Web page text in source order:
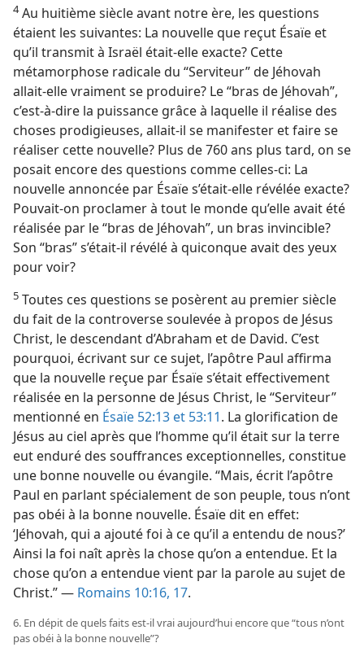
4Au huitième siècle avant notre ère, les questions
étaient les suivantes: La nouvelle que reçut Ésaïe et
qu’il transmit à Israël était-​elle exacte? Cette
métamorphose radicale du “Serviteur” de Jéhovah
allait-​elle vraiment se produire? Le “bras de Jéhovah”,
c’est-à-dire la puissance grâce à laquelle il réalise des
choses prodigieuses, allait-​il se manifester et faire se
réaliser cette nouvelle? Plus de 760 ans plus tard, on se
posait encore des questions comme celles-ci: La
nouvelle annoncée par Ésaïe s’était-​elle révélée exacte?
Pouvait-​on proclamer à tout le monde qu’elle avait été
réalisée par le “bras de Jéhovah”, un bras invincible?
Son “bras” s’était-​il révélé à quiconque avait des yeux
pour voir?
5 Toutes ces questions se posèrent au premier siècle
du fait de la controverse soulevée à propos de Jésus
Christ, le descendant d’Abraham et de David. C’est
pourquoi, écrivant sur ce sujet, l’apôtre Paul affirma
que la nouvelle reçue par Ésaïe s’était effectivement
réalisée en la personne de Jésus Christ, le “Serviteur”
mentionné en Ésaïe 52:13 et 53:11. La glorification de
Jésus au ciel après que l’homme qu’il était sur la terre
eut enduré des souffrances exceptionnelles, constitue
une bonne nouvelle ou évangile. “Mais, écrit l’apôtre
Paul en parlant spécialement de son peuple, tous n’ont
pas obéi à la bonne nouvelle. Ésaïe dit en effet:
‘Jéhovah, qui a ajouté foi à ce qu’il a entendu de nous?’
Ainsi la foi naît après la chose qu’on a entendue. Et la
chose qu’on a entendue vient par la parole au sujet de
Christ.” — Romains 10:16, 17.
6. En dépit de quels faits est-​il vrai aujourd’hui encore que “tous n’ont
pas obéi à la bonne nouvelle”?